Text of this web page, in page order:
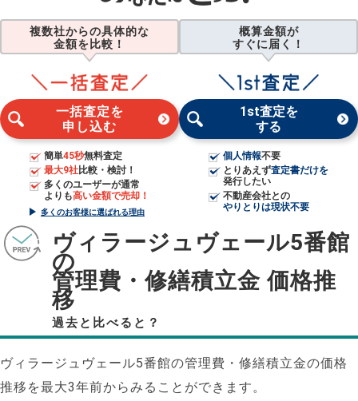
複数社からの具体的な
金額を比較！
一括査定を
申し込む
簡単45秒無料査定
最大9社比較・検討！
多くのユーザーが通常
よりも高い金額で売却！
多くのお客様に選ばれる理由
概算金額が
すぐに届く！
1st査定を
する
個人情報不要
とりあえず査定書だけを
発行したい
不動産会社との
やりとりは現状不要
ヴィラージュヴェール5番館
の
管理費・修繕積立金 価格推
移
過去と比べると？
ヴィラージュヴェール5番館の管理費・修繕積立金の価格
推移を最大3年前からみることができます。